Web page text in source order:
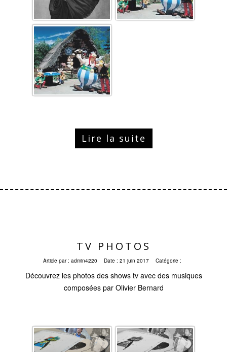
Lire la suite
TV PHOTOS
Article par : admin4220 Date : 21 juin 2017 Catégorie :
Découvrez les photos des shows tv avec des musiques
composées par Olivier Bernard